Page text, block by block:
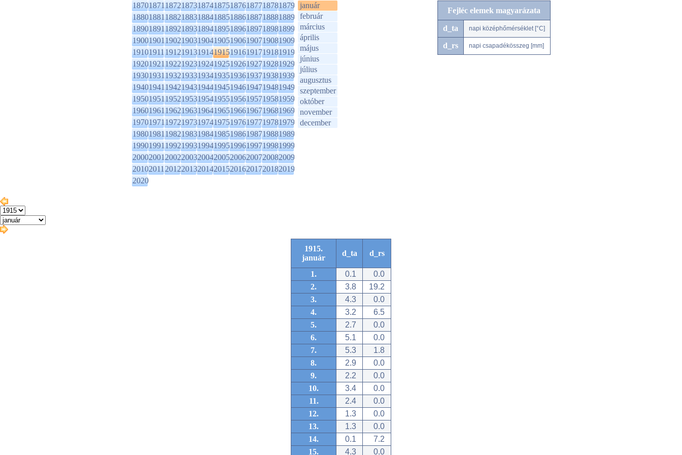
1870187118721873187418751876187718781879
1880188118821883188418851886188718881889
1890189118921893189418951896189718981899
1900190119021903190419051906190719081909
1910191119121913191419151916191719181919
1920192119221923192419251926192719281929
1930193119321933193419351936193719381939
1940194119421943194419451946194719481949
1950195119521953195419551956195719581959
1960196119621963196419651966196719681969
1970197119721973197419751976197719781979
1980198119821983198419851986198719881989
1990199119921993199419951996199719981999
2000200120022003200420052006200720082009
2010201120122013201420152016201720182019
2020
január
február
március
április
május
június
július
augusztus
szeptember
október
november
december
Fejléc elemek magyarázata
d_ta napi középhőmérséklet [°C]
d_rs napi csapadékösszeg [mm]
1915.
január
d_ta d_rs
1. 0.1
0.0
2.
3.8
19.2
3.
4.3
0.0
4.
3.2
6.5
5.
2.7
0.0
6.
5.1
0.0
7.
5.3
1.8
8.
2.9
0.0
9.
2.2
0.0
10.
3.4
0.0
11.
2.4
0.0
12.
1.3
0.0
13.
1.3
0.0
14.
0.1
7.2
15.
4.3 0.0